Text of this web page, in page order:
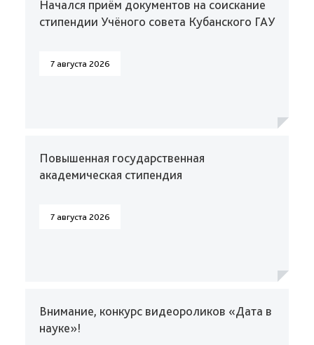
Начался приём документов на соискание
стипендии Учёного совета Кубанского ГАУ
7 августа 2026
Повышенная государственная
академическая стипендия
7 августа 2026
Внимание, конкурс видеороликов «Дата в
науке»!